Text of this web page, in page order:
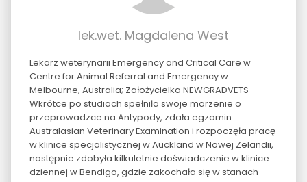
lek.wet. Magdalena West
Lekarz weterynarii Emergency and Critical Care w
Centre for Animal Referral and Emergency w
Melbourne, Australia; Założycielka NEWGRADVETS
Wkrótce po studiach spełniła swoje marzenie o
przeprowadzce na Antypody, zdała egzamin
Australasian Veterinary Examination i rozpoczęła pracę
w klinice specjalistycznej w Auckland w Nowej Zelandii,
następnie zdobyła kilkuletnie doświadczenie w klinice
dziennej w Bendigo, gdzie zakochała się w stanach